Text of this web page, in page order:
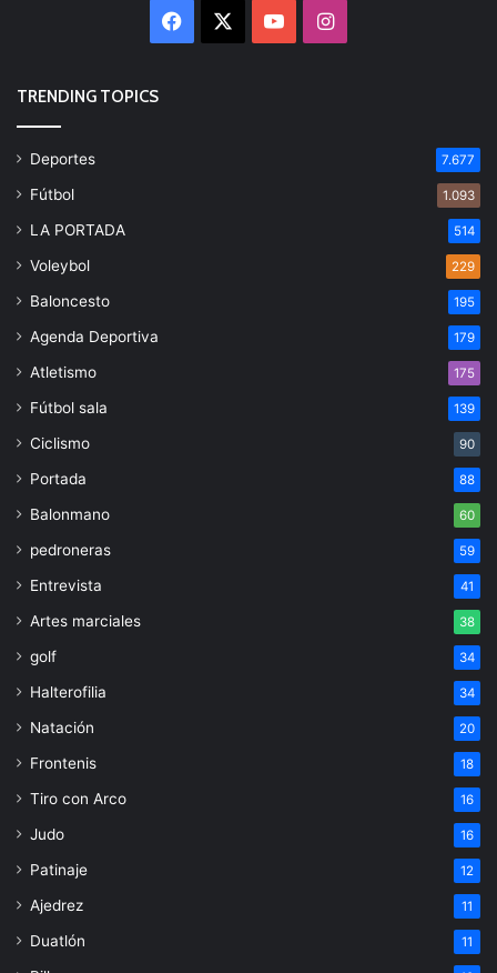
Facebook YouTubeInstagram
TRENDING TOPICS
Deportes 7.677
Fútbol 1.093
LA PORTADA 514
Voleybol 229
Baloncesto 195
Agenda Deportiva 179
Atletismo 175
Fútbol sala 139
Ciclismo 90
Portada 88
Balonmano 60
pedroneras 59
Entrevista 41
Artes marciales 38
golf 34
Halterofilia 34
Natación 20
Frontenis 18
Tiro con Arco 16
Judo 16
Patinaje 12
Ajedrez 11
Duatlón 11